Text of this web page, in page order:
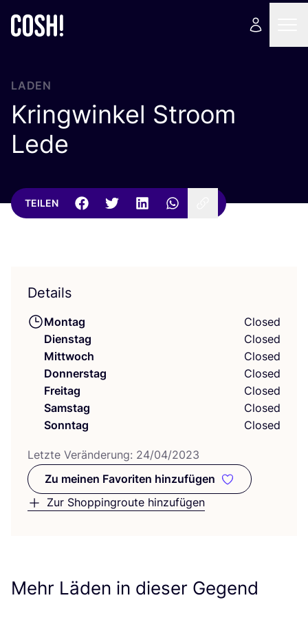
LADEN
Kringwinkel Stroom
Lede
TEILEN
Details
Montag
Closed
Dienstag
Closed
Mittwoch
Closed
Donnerstag
Closed
Freitag
Closed
Samstag
Closed
Sonntag
Closed
Letz­te Ver­än­de­rung: 24/04/2023
Zu meinen Favoriten hinzufügen
Zu meinen Favoriten
Zur Shoppingroute hinzufügen
Mehr Läden in dieser Gegend